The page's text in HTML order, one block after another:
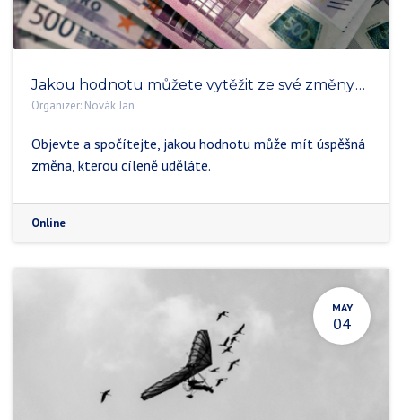
Jakou hodnotu můžete vytěžit ze své změny? Jaký potenciál přehlížíte? (kopie)
Organizer: Novák Jan
Objevte a spočítejte, jakou hodnotu může mít úspěšná
změna, kterou cíleně uděláte.
Online
MAY
04